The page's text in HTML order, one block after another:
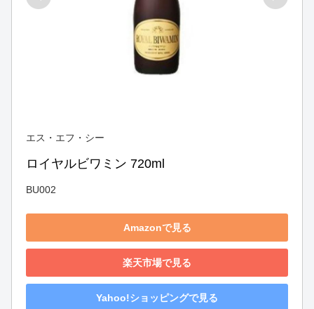
エス・エフ・シー
ロイヤルビワミン 720ml
BU002
Amazonで見る
楽天市場で見る
Yahoo!ショッピングで見る